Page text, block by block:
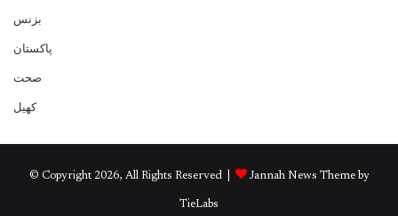
بزنس
پاکستان
صحت
کھیل
© Copyright 2026, All Rights Reserved | Jannah News Theme by
TieLabs